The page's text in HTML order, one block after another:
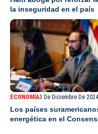
la inseguridad en el país
ECONOMÍA3 De Diciembre De 2024
Los países
energética en el